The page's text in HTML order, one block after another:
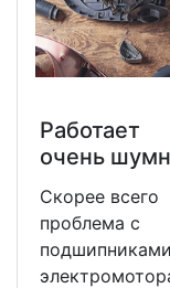
Работает
очень
Скорее всего
проблема с
подшипниками